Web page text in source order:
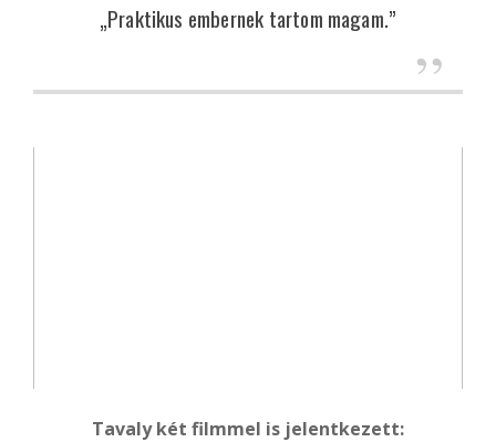
„Praktikus embernek tartom magam.”
Tavaly két filmmel is jelentkezett: